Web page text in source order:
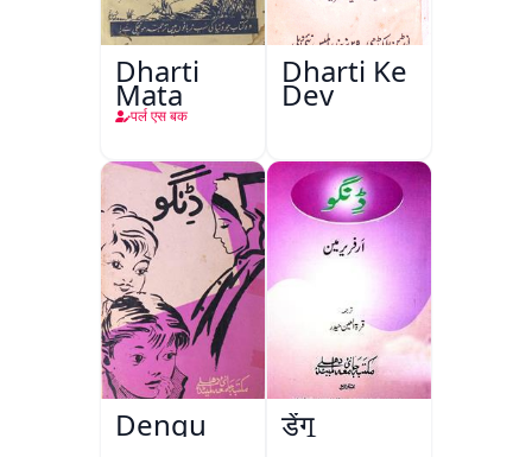
Dharti
Mata
पर्ल एस बक
Dharti Ke
Dev
Dengu डेंगू